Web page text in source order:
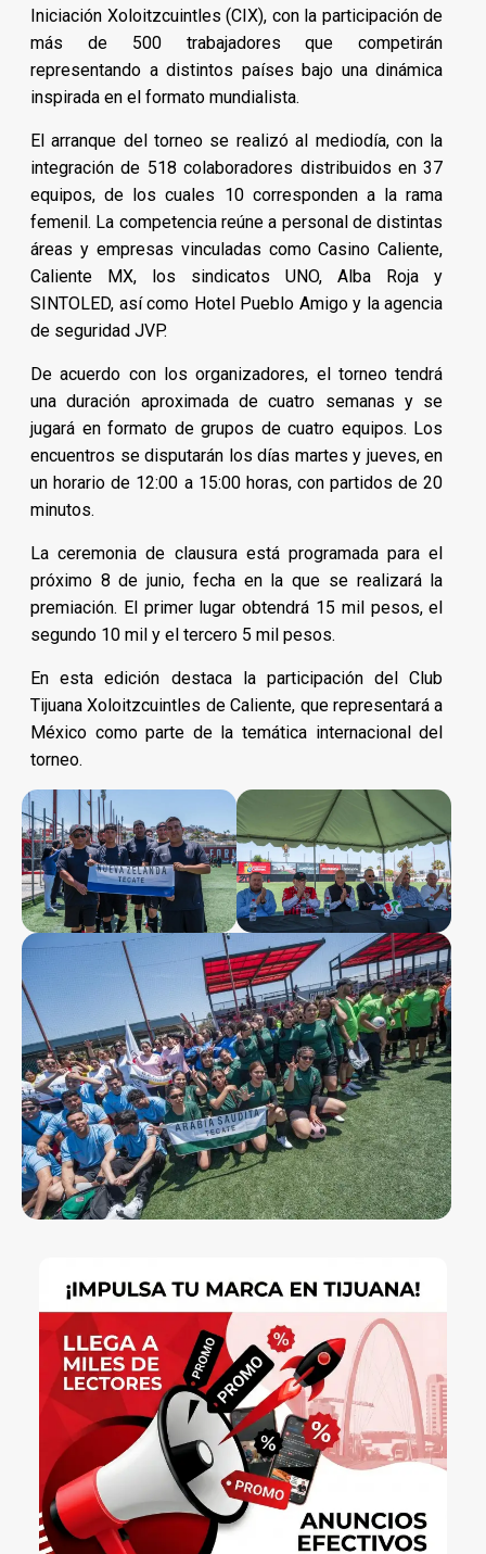
Iniciación Xoloitzcuintles (CIX), con la participación de
más de 500 trabajadores que competirán
representando a distintos países bajo una dinámica
inspirada en el formato mundialista.
El arranque del torneo se realizó al mediodía, con la
integración de 518 colaboradores distribuidos en 37
equipos, de los cuales 10 corresponden a la rama
femenil. La competencia reúne a personal de distintas
áreas y empresas vinculadas como Casino Caliente,
Caliente MX, los sindicatos UNO, Alba Roja y
SINTOLED, así como Hotel Pueblo Amigo y la agencia
de seguridad JVP.
De acuerdo con los organizadores, el torneo tendrá
una duración aproximada de cuatro semanas y se
jugará en formato de grupos de cuatro equipos. Los
encuentros se disputarán los días martes y jueves, en
un horario de 12:00 a 15:00 horas, con partidos de 20
minutos.
La ceremonia de clausura está programada para el
próximo 8 de junio, fecha en la que se realizará la
premiación. El primer lugar obtendrá 15 mil pesos, el
segundo 10 mil y el tercero 5 mil pesos.
En esta edición destaca la participación del Club
Tijuana Xoloitzcuintles de Caliente, que representará a
México como parte de la temática internacional del
torneo.